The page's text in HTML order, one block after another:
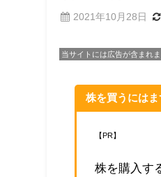
2021年10月28日
当サイトには広告が含まれま
株を買うには
【PR】
株を購入す